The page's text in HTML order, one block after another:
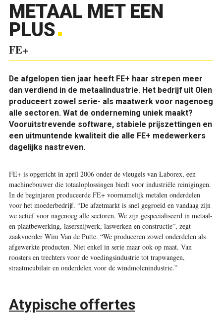
METAAL MET EEN
PLUS
FE+
De afgelopen tien jaar heeft FE+ haar strepen meer
dan verdiend in de metaalindustrie. Het bedrijf uit Olen
produceert zowel serie- als maatwerk voor nagenoeg
alle sectoren. Wat de onderneming uniek maakt?
Vooruitstrevende software, stabiele prijszettingen en
een uitmuntende kwaliteit die alle FE+ medewerkers
dagelijks nastreven.
FE+ is opgericht in april 2006 onder de vleugels van Laborex, een
machinebouwer die totaaloplossingen biedt voor industriële reinigingen.
In de beginjaren produceerde FE+ voornamelijk metalen onderdelen
voor het moederbedrijf. “De afzetmarkt is snel gegroeid en vandaag zijn
we actief voor nagenoeg alle sectoren. We zijn gespecialiseerd in metaal-
en plaatbewerking, lasersnijwerk, laswerken en constructie”, zegt
zaakvoerder Wim Van de Putte. “We produceren zowel onderdelen als
afgewerkte producten. Niet enkel in serie maar ook op maat. Van
roosters en trechters voor de voedingsindustrie tot trapwangen,
straatmeubilair en onderdelen voor de windmolenindustrie.”
Atypische offertes